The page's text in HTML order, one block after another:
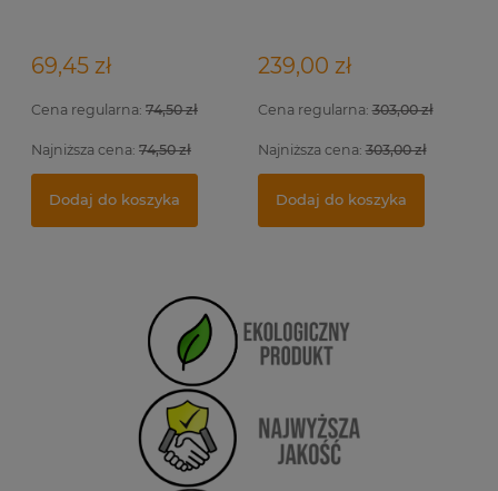
69,45 zł
Cena regularna: 74,50 zł
Najniższa cena: 74,50 zł
Dodaj do koszyka
239,00 zł
Cena regularna:303,00 zł
Najniższa cena:303,00 zł
Dodaj do koszyka